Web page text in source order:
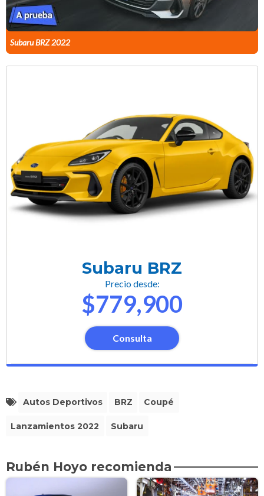
Subaru BRZ 2022
Subaru BRZ
Precio desde:
$779,900
Consulta
Autos Deportivos BRZ Coupé
Lanzamientos 2022 Subaru
Rubén Hoyo recomienda